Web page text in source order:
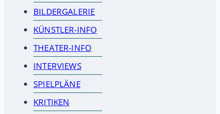
BILDERGALERIE
KÜNSTLER-INFO
THEATER-INFO
INTERVIEWS
SPIELPLÄNE
KRITIKEN